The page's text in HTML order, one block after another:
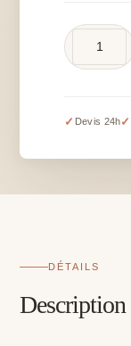
pour
arrondis
✓ Devis 24h✓
DÉTAILS
Description